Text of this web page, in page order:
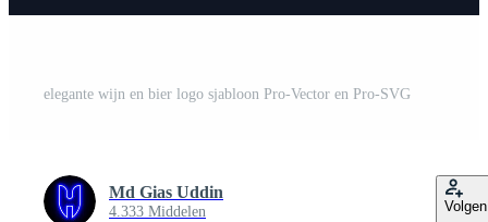
elegante wijn en bier logo sjabloon Pro-Vector en Pro-SVG
Md Gias Uddin
4.333 Middelen Volgen